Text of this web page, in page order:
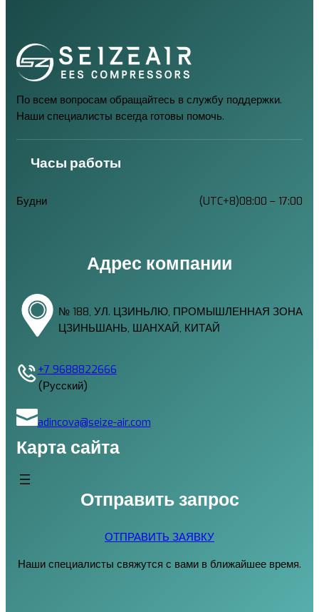
По всем вопросам обращайтесь в службу поддержки.
Наши специалисты всегда готовы помочь.
Часы работы
Будни (UTC+8)08:00 – 17:00
Адрес компании
№ 188, УЛ. ЦЗИНЬЛЮ, ПРОМЫШЛЕННАЯ ЗОНА
ЦЗИНЬШАНЬ, ШАНХАЙ, КИТАЙ
+7 9688822666
(Русский)
adincova@seize-air.com
Карта сайта
Отправить запрос
ОТПРАВИТЬ ЗАЯВКУ
Наши специалисты свяжутся с вами в ближайшее время.